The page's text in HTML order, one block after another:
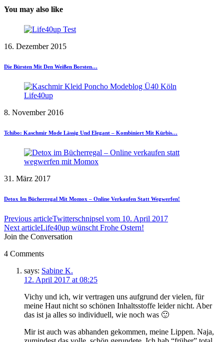
You may also like
16. Dezember 2015
Die Bürsten Mit Den Weißen Borsten…
8. November 2016
Tchibo: Kaschmir Mode Lässig Und Elegant – Kombiniert Mit Kürbis…
31. März 2017
Detox Im Bücherregal Mit Momox – Online Verkaufen Statt Wegwerfen!
Previous articleTwitterschnipsel vom 10. April 2017
Next articleLife40up wünscht Frohe Ostern!
Join the Conversation
4 Comments
says: Sabine K.
12. April 2017 at 08:25
Vichy und ich, wir vertragen uns aufgrund der vielen, für
meine Haut nicht so schönen Inhaltsstoffe leider nicht. Aber
das ist ja alles so individuell, wie noch was 🙂
Mir ist auch was abhanden gekommen, meine Lippen. Naja,